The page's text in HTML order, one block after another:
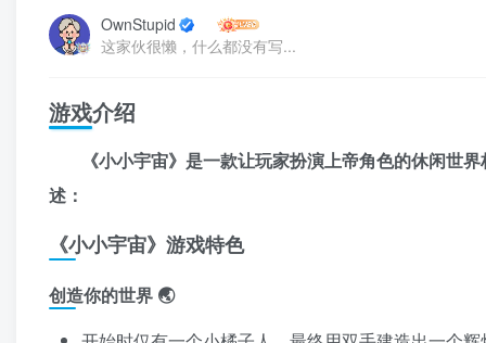
OwnStupid
这家伙很懒，什么都没有写...
游戏介绍
《小小宇宙》是一款让玩家扮演上帝角色的休闲世
述：
《小小宇宙》游戏特色
创造你的世界 🌏